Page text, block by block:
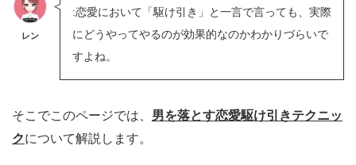
レン
:恋愛において「駆け引き」と一言で言っても、実際
にどうやってやるのが効果的なのかわかりづらいで
すよね。
そこでこのページでは、 男を落とす恋愛駆け引きテクニッ
クについて解説します。